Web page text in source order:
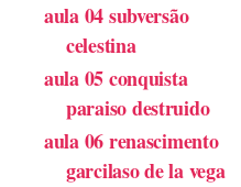
aula 04 subversão
celestina
aula 05 conquista
paraiso destruido
aula 06 renascimento
garcilaso de la vega